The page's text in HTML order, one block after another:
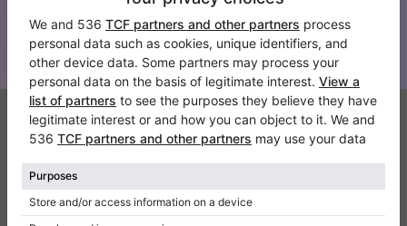
Manténgase al día con todas las noticias de Klaviano
Klaviano
FAQ
Contacto